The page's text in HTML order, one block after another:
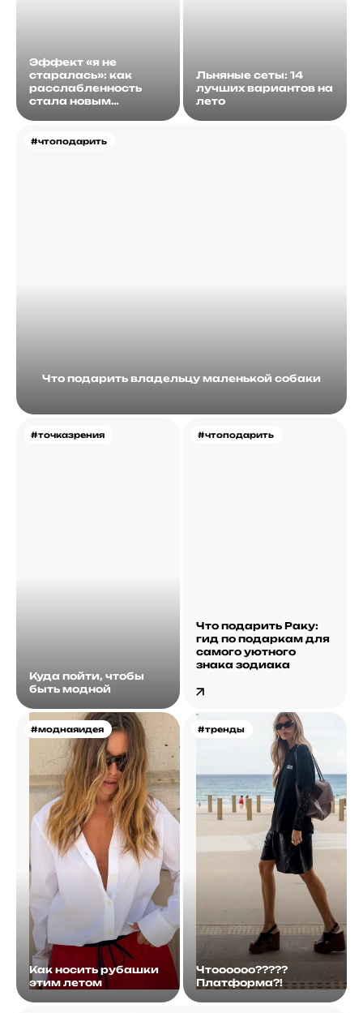
Эффект «я не
старалась»: как
расслабленность
стала новым
#чтоподарить
Что подарить владельцу маленькой собаки
Льняные сеты: 14
лучших вариантов на
лето
#точказрения
Куда пойти, чтобы
быть модной
#чтоподарить
Что подарить Раку:
гид по подаркам для
самого уютного
знака зодиака
#моднаяидея
Как носить рубашки
этим летом
#тренды
Чтоооооо?????
Платформа?!